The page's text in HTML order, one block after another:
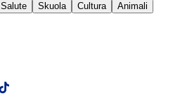
Salute Skuola Cultura
Animali